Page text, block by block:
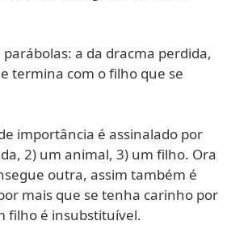
parábolas: a da dracma perdida,
termina com o filho que se
importância é assinalado por
2) um animal, 3) um filho. Ora
outra, assim também é
mais que se tenha carinho por
filho é insubstituível.